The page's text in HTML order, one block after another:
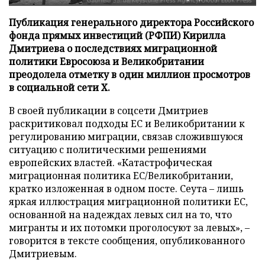
Публикация генерального директора Российского
фонда прямых инвестиций (РФПИ) Кирилла
Дмитриева о последствиях миграционной
политики Евросоюза и Великобритании
преодолела отметку в один миллион просмотров
в социальной сети X.
В своей публикации в соцсети Дмитриев
раскритиковал подходы ЕС и Великобритании к
регулированию миграции, связав сложившуюся
ситуацию с политическими решениями
европейских властей. «Катастрофическая
миграционная политика ЕС/Великобритании,
кратко изложенная в одном посте. Сеута – лишь
яркая иллюстрация миграционной политики ЕС,
основанной на надеждах левых сил на то, что
мигранты и их потомки проголосуют за левых», –
говорится в тексте сообщения, опубликованного
Дмитриевым.